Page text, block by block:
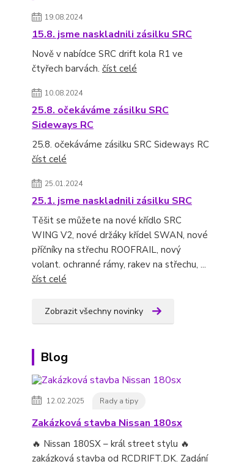
19.08.2024
15.8. jsme naskladnili zásilku SRC
Nově v nabídce SRC drift kola R1 ve
čtyřech barvách. číst celé
10.08.2024
25.8. očekáváme zásilku SRC
Sideways RC
25.8. očekáváme zásilku SRC Sideways RC
číst celé
25.01.2024
25.1. jsme naskladnili zásilku SRC
Těšit se můžete na nové křídlo SRC
WING V2, nové držáky křídel SWAN, nové
příčníky na střechu ROOFRAIL, nový
volant. ochranné rámy, rakev na střechu, ...
číst celé
Zobrazit všechny novinky
Blog
12.02.2025 Rady a tipy
Zakázková stavba Nissan 180sx
🔥 Nissan 180SX – král street stylu 🔥
zakázková stavba od RCDRIFT.DK. Zadání